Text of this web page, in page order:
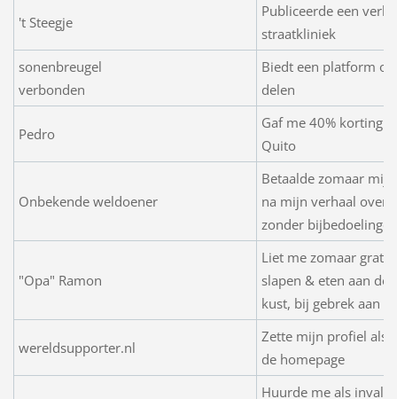
't Steegje
Publiceerde een
straatkliniek
sonenbreugel
verbonden
Biedt een platform
delen
Pedro
Gaf me 40% korting
Quito
Onbekende weldoener
Betaalde zomaar
na mijn verhaal over
zonder
"Opa" Ramon
Liet me zomaar
slapen & eten aan de
kust, bij gebrek aan
wereldsupporter.nl
Zette mijn profiel als
de homepage
Huurde me als inval